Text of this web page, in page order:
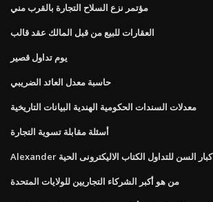
مؤتمر نزع السلاح التجارة بالقرب مني
العقارات للبيع من قبل المالك عقد قالب
يوم تداول قصير
حاسبة معدل العائد الضريبي
معدلات السندات الحكومية الهندية البيانات التاريخية
أسئلة مقابلة تسوية التجارة
Alexander كبار السن للتداول الكتاب الاليكترونى الحية
من هو أكبر الشركاء التجاريين للولايات المتحدة